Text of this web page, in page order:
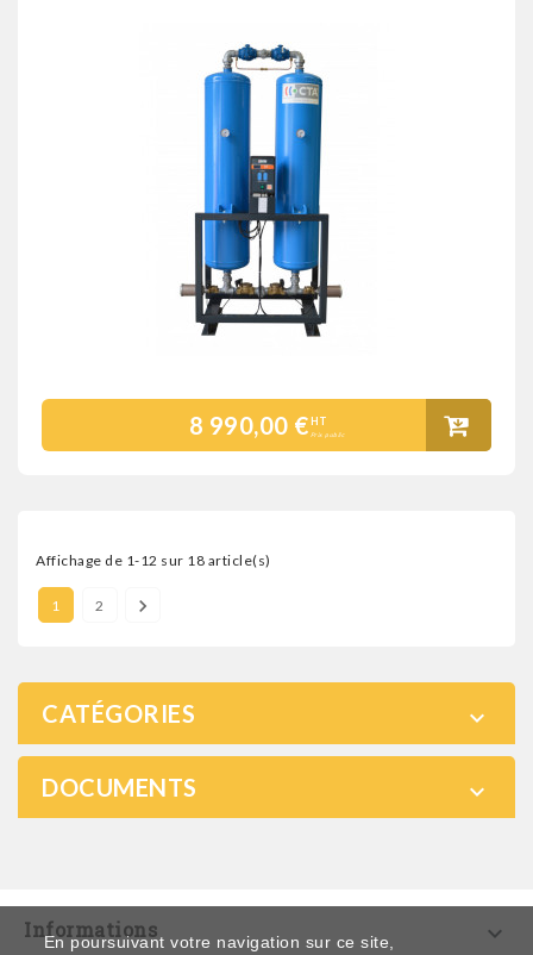
8 990,00 €HT
Prix public
Affichage de 1-12 sur 18 article(s)
1 2 
CATÉGORIES 
DOCUMENTS 
Informations 
En poursuivant votre navigation sur ce site,